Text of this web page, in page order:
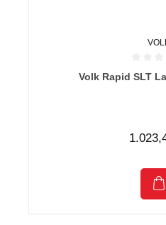
DurchschnittlicheVolk Rapid SLT